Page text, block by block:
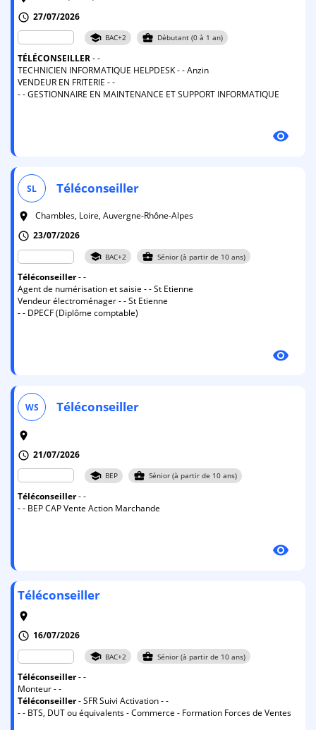
schedule 27/07/2026
school BAC+2 business_center Débutant (0 à 1 an)
TÉLÉCONSEILLER- -
TECHNICIEN INFORMATIQUE HELPDESK - - Anzin
VENDEUR EN FRITERIE - -
- - GESTIONNAIRE EN MAINTENANCE ET SUPPORT INFORMATIQUE
visibility
SL Téléconseiller
room
Chambles, Loire, Auvergne-Rhône-Alpes
schedule 23/07/2026
school BAC+2 business_center Sénior (à partir de 10 ans)
Téléconseiller- -
Agent de numérisation et saisie - - St Etienne
Vendeur électroménager - - St Etienne
- - DPECF (Diplôme comptable)
visibility
WS Téléconseiller
room
schedule 21/07/2026
school BEP business_center Sénior (à partir de 10 ans)
Téléconseiller- -
- - BEP CAP Vente Action Marchande
visibility
Téléconseiller
room
schedule 16/07/2026
school BAC+2 business_center Sénior (à partir de 10 ans)
Téléconseiller- -
Monteur - -
Téléconseiller- SFR Suivi Activation - -
- - BTS, DUT ou équivalents - Commerce - Formation Forces de Ventes